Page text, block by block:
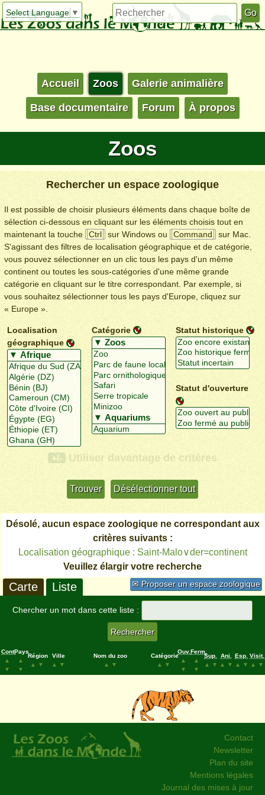
Select Language ▼
Accueil Zoos Galerie animalière
Base documentaire Forum À propos
Zoos
Rechercher un espace zoologique
Il est possible de choisir plusieurs éléments dans chaque boîte de
sélection ci-dessous en cliquant sur les éléments choisis tout en
maintenant la touche
Ctrl sur Windows ou Command
sur Mac.
S'agissant des filtres de localisation géographique et de catégorie,
vous pouvez sélectionner en un clic tous les pays d'un même
continent ou toutes les sous-catégories d'une même grande
catégorie en cliquant sur le titre correspondant. Par exemple, si
vous souhaitez sélectionner tous les pays d'Europe, cliquez sur
« Europe ».
Localisation
géographique
Catégorie Statut historique
Statut d'ouverture
+/- Utiliser davantage de critères
Désolé, aucun espace zoologique ne correspondant aux
critères suivants :
Localisation géographique : Saint-Malo∨der=continent
Veuillez élargir votre recherche
✉ Proposer un espace zoologique
Carte Liste
Chercher un mot dans cette liste :
Cont.
▲
▼
Pays
▲
▼
Région
▲
▼
Ville
▲
▼
Nom du zoo
▲
▼
Catégorie
▲
▼
Ouv.
▲
▼
Ferm.
▲
▼
Sup.
▲
▼
Ani.
▲
▼
Esp.
▲
▼
Visit.
▲
▼
Contact
Newsletter
Plan du site
Mentions légales
Journal des mises à jour